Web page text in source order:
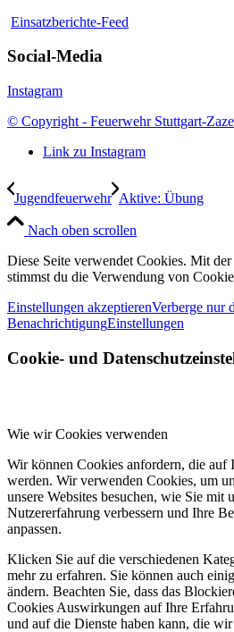
Einsatzberichte-Feed
Social-Media
Instagram
© Copyright - Feuerwehr Stuttgart-
Link zu Instagram
Jugendfeuerwehr Aktive: Übung
Nach oben scrollen
Diese Seite verwendet Cookies. Mit
stimmst du die Verwendung von
Einstellungen akzeptierenVerberge nur
BenachrichtigungEinstellungen
Cookie- und
Wie wir Cookies verwenden
Wir können Cookies anfordern, die auf
werden. Wir verwenden Cookies, um
unsere Websites besuchen, wie Sie mit
Nutzererfahrung verbessern und Ihre
anpassen.
Klicken Sie auf die verschiedenen
mehr zu erfahren. Sie können auch
ändern. Beachten Sie, dass das
Cookies Auswirkungen auf Ihre
und auf die Dienste haben kann, die